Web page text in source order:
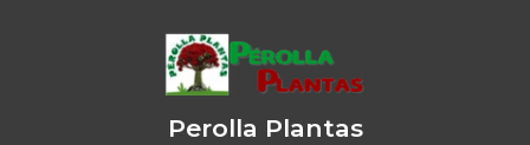
Perolla Plantas